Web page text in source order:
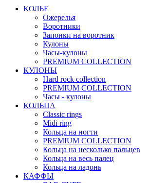
КОЛЬЕ
Ожерелья
Воротники
Запонки на воротник
Кулоны
Часы-кулоны
PREMIUM COLLECTION
КУЛОНЫ
Hard rock collection
PREMIUM COLLECTION
Часы - кулоны
КОЛЬЦА
Classic rings
Midi ring
Кольца на ногти
PREMIUM COLLECTION
Кольца на несколько пальцев
Кольца на весь палец
Кольца на ладонь
КАФФЫ